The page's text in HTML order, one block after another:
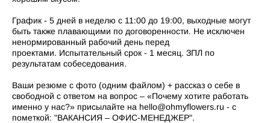
График - 5 дней в неделю с 11:00 до 19:00, выходные могут
быть также плавающими по договоренности. Не исключен
ненормированный рабочий день перед
проектами. Испытательный срок - 1 месяц. ЗПЛ по
результатам собеседования.
Ваши резюме с фото (одним файлом) + рассказ о себе в
свободной с ответом на вопрос – «Почему хотите работать
именно у нас?» присылайте на hello@ohmyflowers.ru - с
пометкой: "ВАКАНСИЯ – ОФИС-МЕНЕДЖЕР".